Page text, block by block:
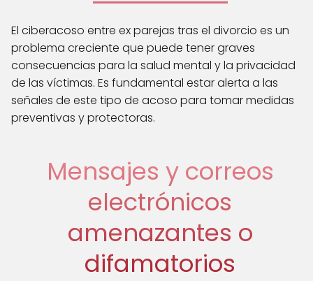
El ciberacoso entre ex parejas tras el divorcio es un
problema creciente que puede tener graves
consecuencias para la salud mental y la privacidad
de las víctimas. Es fundamental estar alerta a las
señales de este tipo de acoso para tomar medidas
preventivas y protectoras.
Mensajes y correos
electrónicos
amenazantes o
difamatorios